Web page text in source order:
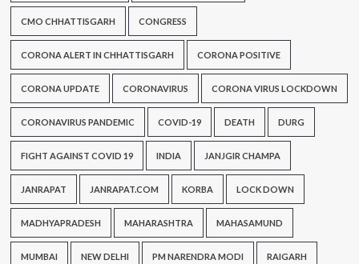
CMO CHHATTISGARH CONGRESS
CORONA ALERT IN CHHATTISGARH CORONA POSITIVE
CORONA UPDATE CORONAVIRUS CORONA VIRUS LOCKDOWN
CORONAVIRUS PANDEMIC COVID-19 DEATH DURG
FIGHT AGAINST COVID 19 INDIA JANJGIR CHAMPA
JANRAPAT JANRAPAT.COM KORBA LOCK DOWN
MADHYAPRADESH MAHARASHTRA MAHASAMUND
MUMBAI NEW DELHI PM NARENDRA MODI RAIGARH